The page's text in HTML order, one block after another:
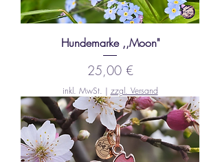
Hundemarke ,,Moon"
Preis
25,00 €
inkl. MwSt. | zzgl. Versand